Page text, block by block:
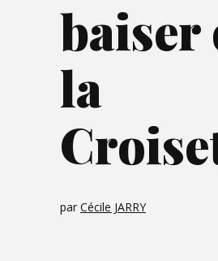
baiser
la
par Cécile JARRY